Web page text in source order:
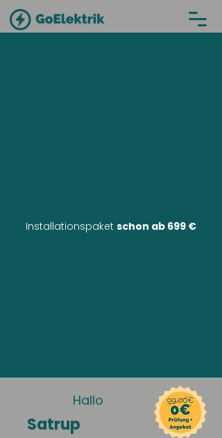
Installationspaket schon ab 699 €
Hallo
Satrup